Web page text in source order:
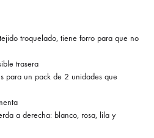
troquelado, tiene forro para que no
trasera
para un pack de 2 unidades que
a derecha: blanco, rosa, lila y